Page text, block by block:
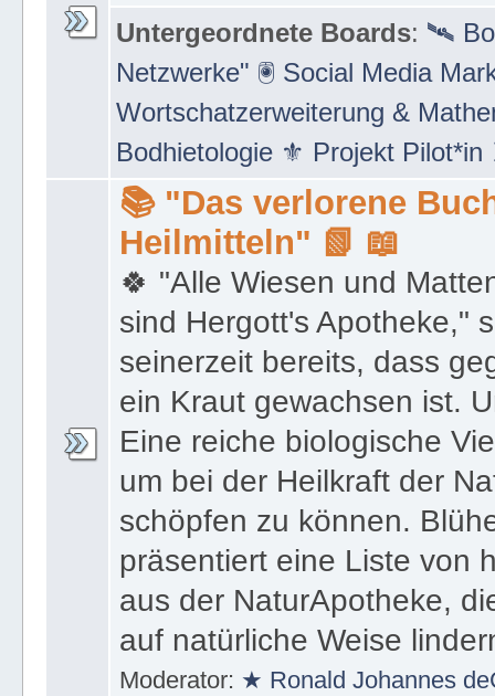
Untergeordnete Boards: 🛰
Netzwerke" 🖲 Social Media
Wortschatzerweiterung &
Bodhietologie ⚜ Projekt
📚 "Das verlorene
Heilmitteln" 📗 📖
🍀 "Alle Wiesen und
sind Hergott's Apotheke,"
seinerzeit bereits, dass
ein Kraut gewachsen ist.
Eine reiche biologische
um bei der Heilkraft der
schöpfen zu können.
präsentiert eine Liste von
aus der NaturApotheke,
auf natürliche Weise
Moderator: ★ Ronald Johannes